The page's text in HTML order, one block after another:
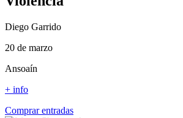
Diego Garrido
20 de marzo
Ansoaín
+ info
Comprar entradas